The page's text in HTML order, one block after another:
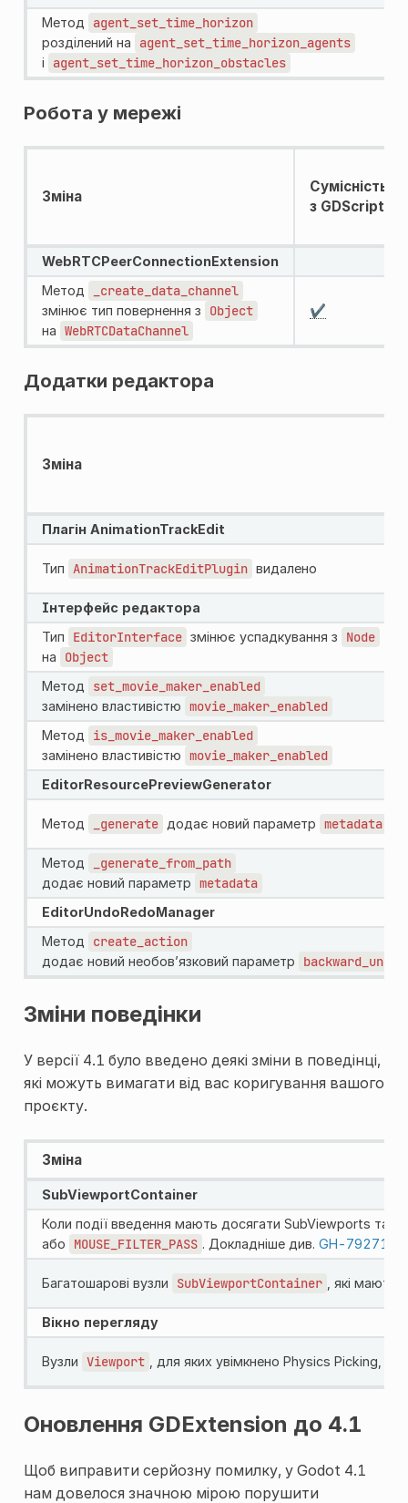
Метод agent_set_time_horizon
розділений на agent_set_time_horizon_agents
і agent_set_time_horizon_obstacles
Робота у мережі
Зміна
Сумісність
з GDScript
WebRTCPeerConnectionExtension
Метод
_create_data_channel
змінює тип повернення з Object
на WebRTCDataChannel
✔️
Додатки редактора
Зміна
Плагін AnimationTrackEdit
Тип AnimationTrackEditPlugin видалено
Інтерфейс редактора
Тип
EditorInterface змінює успадкування з Node
на Object
Метод set_movie_maker_enabled
замінено властивістю movie_maker_enabled
Метод is_movie_maker_enabled
замінено властивістю movie_maker_enabled
EditorResourcePreviewGenerator
Метод _generate додає новий параметр metadata
Метод _generate_from_path
додає новий параметр metadata
EditorUndoRedoManager
Метод
create_action
додає новий необов’язковий параметр
Зміни поведінки
У версії 4.1 було введено деякі зміни в поведінці,
які можуть вимагати від вас коригування вашого
проєкту.
Зміна
SubViewportContainer
Коли події введення мають досягати SubViewports та
або
MOUSE_FILTER_PASS . Докладніше див. GH-79271
Багатошарові вузли SubViewportContainer , які мають
Вікно перегляду
Вузли Viewport , для яких увімкнено Physics Picking,
Оновлення GDExtension до 4.1
Щоб виправити серйозну помилку, у Godot 4.1
нам довелося значною мірою порушити